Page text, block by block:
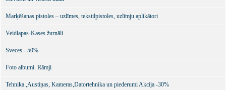
Marķēšanas pistoles – uzlīmes, tekstilpistoles, uzlīmju aplikātori
Veidlapas-Kases žurnāli
Sveces - 50%
Foto albumi. Rāmji
Tehnika ,Austiņas, Kameras,Datortehnika un piederumi Akcija -30%